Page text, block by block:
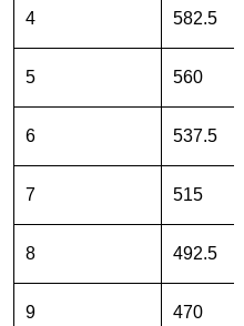
4 582.5
5 560
6 537.5
7 515
8 492.5
9 470